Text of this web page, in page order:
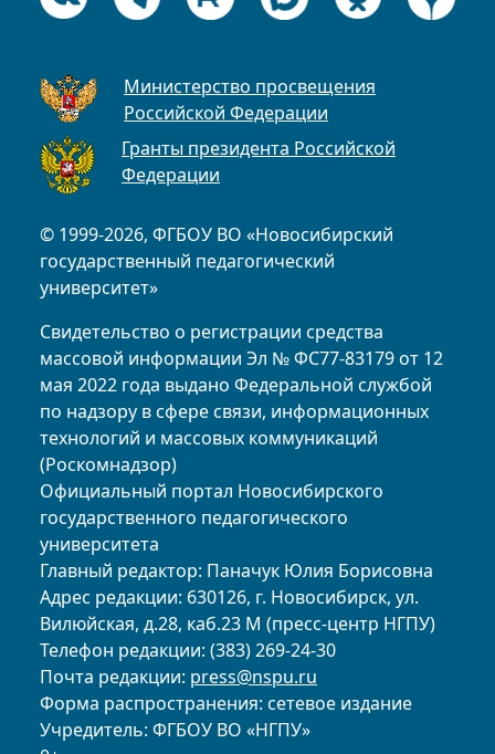
© 1999-2026, ФГБОУ ВО «Новосибирский
государственный педагогический
университет»
Свидетельство о регистрации средства
массовой информации Эл № ФС77-83179 от 12
мая 2022 года выдано Федеральной службой
по надзору в сфере связи, информационных
технологий и массовых коммуникаций
(Роскомнадзор)
Официальный портал Новосибирского
государственного педагогического
университета
Главный редактор: Паначук Юлия Борисовна
Адрес редакции: 630126, г. Новосибирск, ул.
Вилюйская, д.28, каб.23 М (пресс-центр НГПУ)
Телефон редакции: (383) 269-24-30
Почта редакции: press@nspu.ru
Форма распространения: сетевое издание
Учредитель: ФГБОУ ВО «НГПУ»
Министерство просвещения
Российской Федерации
Гранты президента Российской
Федерации